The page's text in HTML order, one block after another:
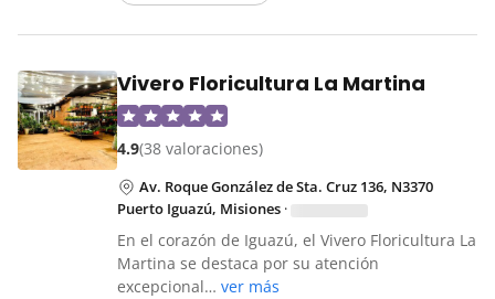
Vivero Floricultura La Martina
4.9(38 valoraciones)
Av. Roque González de Sta. Cruz 136, N3370
Puerto Iguazú, Misiones ·
En el corazón de Iguazú, el Vivero Floricultura La
Martina se destaca por su atención
excepcional… ver más